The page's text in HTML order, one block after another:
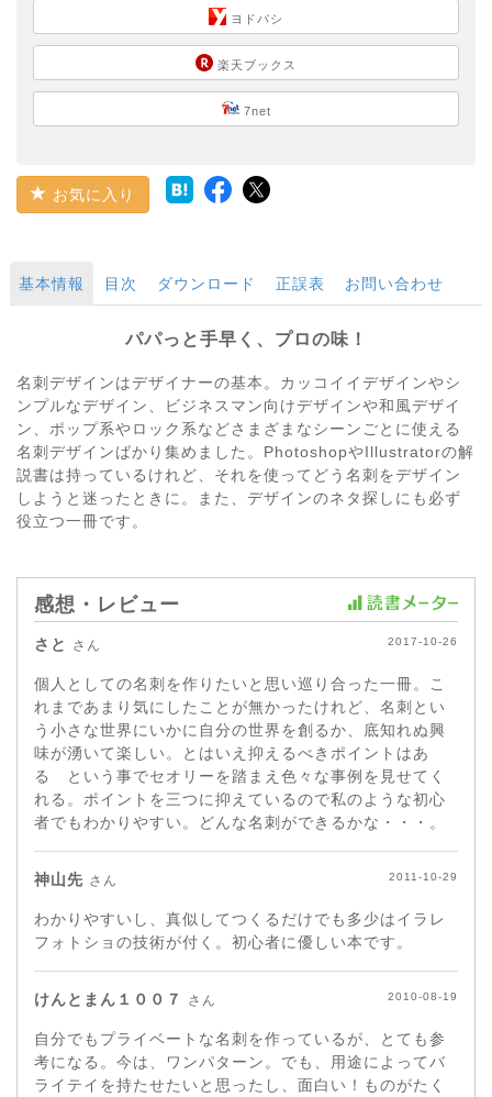
ヨドバシ
楽天ブックス
7net
お気に入り
基本情報 目次 ダウンロード 正誤表 お問い合わせ
パパっと手早く、プロの味！
名刺デザインはデザイナーの基本。カッコイイデザインやシ
ンプルなデザイン、ビジネスマン向けデザインや和風デザイ
ン、ポップ系やロック系などさまざまなシーンごとに使える
名刺デザインばかり集めました。PhotoshopやIllustratorの解
説書は持っているけれど、それを使ってどう名刺をデザイン
しようと迷ったときに。また、デザインのネタ探しにも必ず
役立つ一冊です。
感想・レビュー
さと さん 2017-10-26
個人としての名刺を作りたいと思い巡り合った一冊。こ
れまであまり気にしたことが無かったけれど、名刺とい
う小さな世界にいかに自分の世界を創るか、底知れぬ興
味が湧いて楽しい。とはいえ抑えるべきポイントはあ
る という事でセオリーを踏まえ色々な事例を見せてく
れる。ポイントを三つに抑えているので私のような初心
者でもわかりやすい。どんな名刺ができるかな・・・。
神山先 さん 2011-10-29
わかりやすいし、真似してつくるだけでも多少はイラレ
フォトショの技術が付く。初心者に優しい本です。
けんとまん１００７ さん 2010-08-19
自分でもプライベートな名刺を作っているが、とても参
考になる。今は、ワンパターン。でも、用途によってバ
ライテイを持たせたいと思ったし、面白い！ものがたく